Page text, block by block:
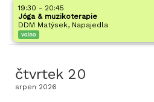
19:30 - 20:45
Jóga & muzikoterapie
DDM Matýsek, Napajedla
volno
čtvrtek 20
srpen 2026